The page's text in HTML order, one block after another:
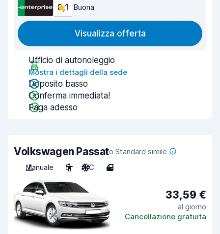
8,1 Buona
Visualizza offerta
Ufficio di autonoleggio
Mostra i dettagli della sede
Deposito basso
Conferma immediata!
Paga adesso
Volkswagen Passato Standard simile
Manuale
5 A/C 4
33,59 €
al giorno
Cancellazione gratuita